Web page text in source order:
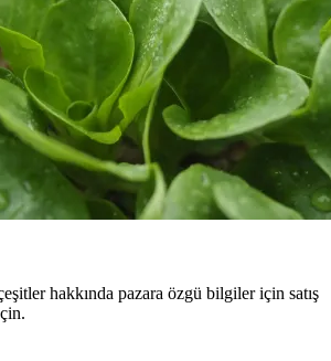
hakkında pazara özgü bilgiler için satış